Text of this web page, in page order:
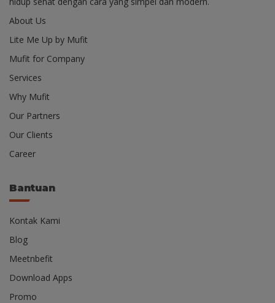
About Us
Lite Me Up by Mufit
Mufit for Company
Services
Why Mufit
Our Partners
Our Clients
Career
Bantuan
Kontak Kami
Blog
Meetnbefit
Download Apps
Promo